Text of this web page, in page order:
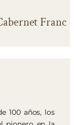
Franc
100 años, los